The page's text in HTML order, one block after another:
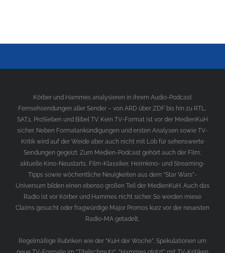
Körber und Hammes analysieren in ihrem Audio-Podcast
Fernsehsendungen aller Sender – von ARD über ZDF bis hin zu RTL,
SAT.1, ProSieben und Bibel TV. Kein TV-Format ist vor der MedienKuH
sicher. Neben Formatankündigungen und ersten Analysen sowie TV-
Kritik wird auf der Weide aber auch nicht mit Lob für sehenswerte
Sendungen gegeizt. Zum Medien-Podcast gehört auch der Film;
aktuelle Kino-Neustarts, Film-Klassiker, Heimkino- und Streaming-
Tipps sowie wöchentliche Neuigkeiten aus dem “Star Wars”-
Universum bilden einen ebenso großen Teil der MedienKuH. Auch das
Radio ist vor Körber und Hammes nicht sicher. So werden miese
Claims gesucht oder fragwürdige Major Promos kurz vor der neuesten
Radio-MA getadelt.
Regelmäßige Rubriken wie der “KuH der Woche”, Spekulationen um